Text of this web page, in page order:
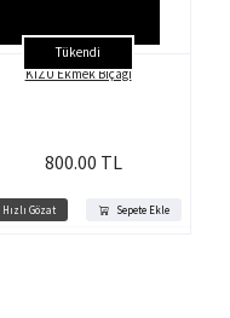
Tükendi
Hızlı Gözat Sepete Ekle
KİZU Ekmek Bıçağı
800.00 TL